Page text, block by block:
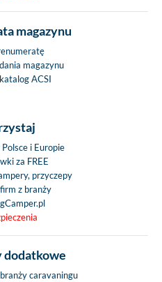
magazynu
magazynu
ACSI
i Europie
za FREE
przyczepy
z branży
dodatkowe
caravaningu